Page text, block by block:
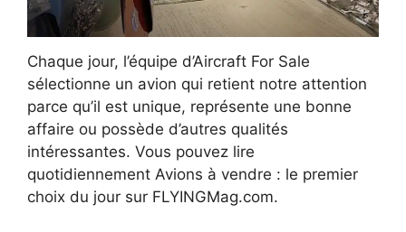
Chaque jour, l’équipe d’Aircraft For Sale
sélectionne un avion qui retient notre attention
parce qu’il est unique, représente une bonne
affaire ou possède d’autres qualités
intéressantes. Vous pouvez lire
quotidiennement Avions à vendre : le premier
choix du jour sur FLYINGMag.com.